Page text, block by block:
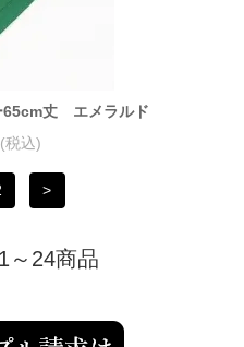
65cm丈 エメラルド
税込)
>
～24商品